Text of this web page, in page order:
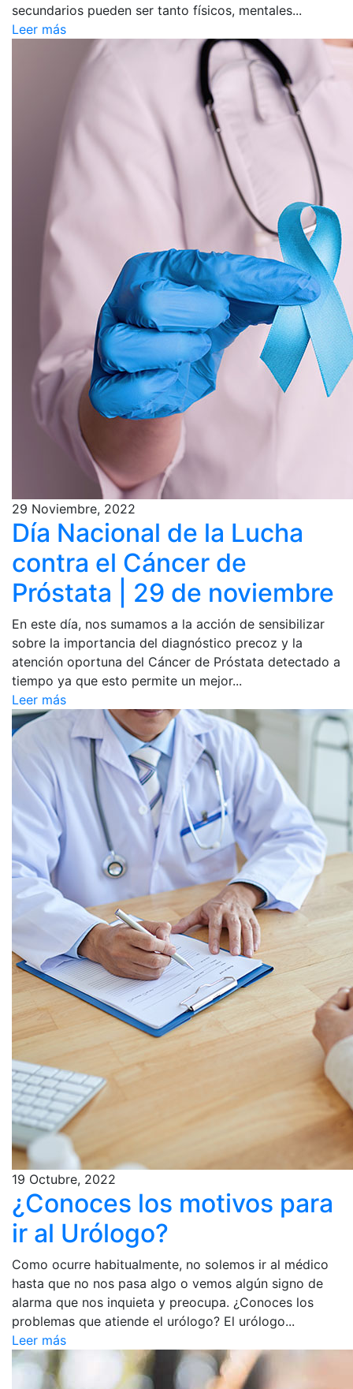
secundarios pueden ser tanto físicos, mentales...
Leer más
29 Noviembre, 2022
Día Nacional de la Lucha
contra el Cáncer de
Próstata | 29 de noviembre
En este día, nos sumamos a la acción de sensibilizar
sobre la importancia del diagnóstico precoz y la
atención oportuna del Cáncer de Próstata detectado a
tiempo ya que esto permite un mejor...
Leer más
19 Octubre, 2022
¿Conoces los motivos para
ir al Urólogo?
Como ocurre habitualmente, no solemos ir al médico
hasta que no nos pasa algo o vemos algún signo de
alarma que nos inquieta y preocupa. ¿Conoces los
problemas que atiende el urólogo? El urólogo...
Leer más